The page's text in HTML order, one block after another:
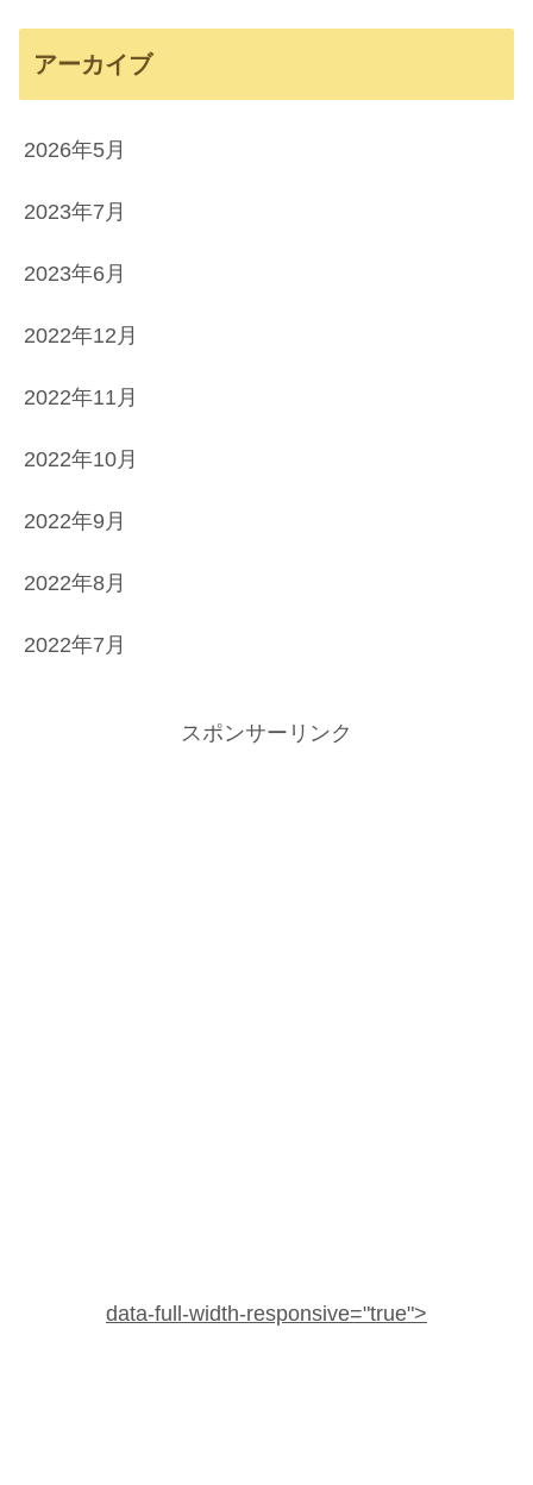
アーカイブ
2026年5月
2023年7月
2023年6月
2022年12月
2022年11月
2022年10月
2022年9月
2022年8月
2022年7月
スポンサーリンク
data-full-width-responsive="true">